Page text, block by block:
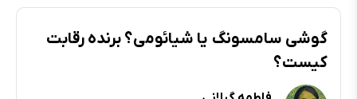
گوشی سامسونگ یا شیائومی؟ برنده رقابت
کیست؟